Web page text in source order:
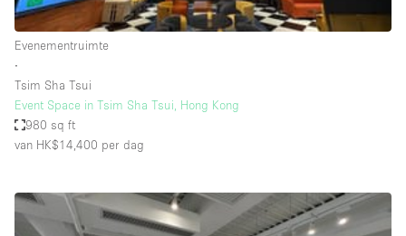
Galerie
Hal
Herenhuis / Huis
Kantoorruimte
Kraampje / Kiosk / Stalletje
Magazijn
Evenementruimte
∙
Tsim Sha Tsui
Event Space in Tsim Sha Tsui, Hong Kong
980 sq ft
van HK$14,400 per dag